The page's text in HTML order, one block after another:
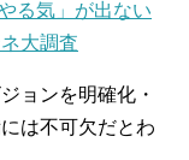
る気」が出ない
大調査
ョンを明確化・
は不可欠だとわ